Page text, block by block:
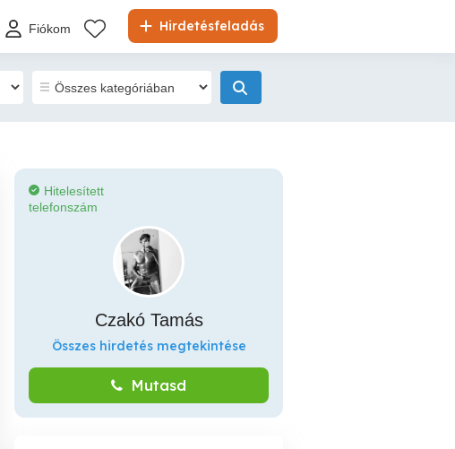
Hirdetésfeladás
Fiókom
Hitelesített
telefonszám
Czakó Tamás
Összes hirdetés megtekintése
Mutasd